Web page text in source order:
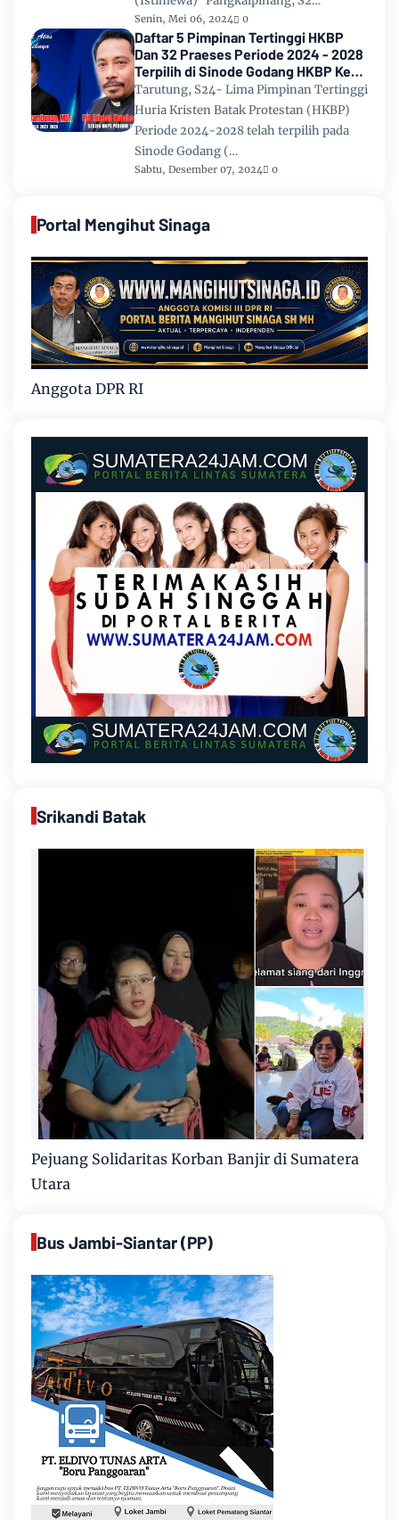
Senin, Mei 06, 2024 0
Daftar 5 Pimpinan Tertinggi HKBP
Dan 32 Praeses Periode 2024 - 2028
Terpilih di Sinode Godang HKBP Ke
67 Tahun 2024
Tarutung, S24- Lima Pimpinan Tertinggi
Huria Kristen Batak Protestan (HKBP)
Periode 2024-2028 telah terpilih pada
Sinode Godang (…
Sabtu, Desember 07, 2024 0
Portal Mengihut Sinaga
Anggota DPR RI
Srikandi Batak
Pejuang Solidaritas Korban Banjir di Sumatera
Utara
Bus Jambi-Siantar (PP)